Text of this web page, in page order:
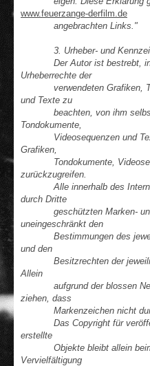
www.feuerzange-derfilm.de
angebrachten Links."
3. Urheber- und
Der Autor ist bestrebt, in
Urheberrechte der
verwendeten Grafiken,
und Texte zu
beachten, von ihm selbst
Tondokumente,
Videosequenzen und
Grafiken,
Tondokumente,
zurückzugreifen.
Alle innerhalb des
durch Dritte
geschützten Marken- und
uneingeschränkt den
Bestimmungen des jeweils
und den
Besitzrechten der
Allein
aufgrund der blossen
ziehen, dass
Markenzeichen nicht
Das Copyright für
erstellte
Objekte bleibt allein beim
Vervielfältigung